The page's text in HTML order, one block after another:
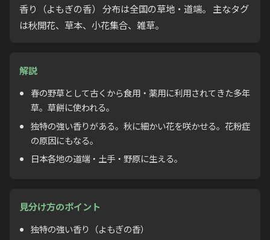
香り（よもぎの香） 分布は全国の草地・道端。 主なタグ
は秋開花、草本、小花集合、雑草。
解説
春の野草として古くから食用・薬用に利用されてきた多年
草。草餅に使われる。
独特の強い香りがある。秋に細かい花を咲かせる。花粉症
の原因にもなる。
日本各地の道端・土手・野原に生える。
見分け方のポイント
独特の強い香り（よもぎの香）